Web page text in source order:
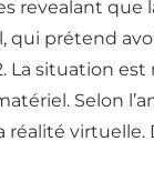
revealant
qui prétend
situation
Selon